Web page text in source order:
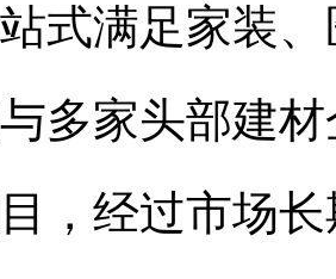
式满足家装
多家头部建
，经过市场